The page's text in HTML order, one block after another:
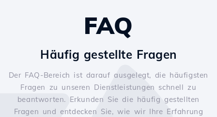
FAQ
Häufig gestellte Fragen
Der FAQ-Bereich ist darauf ausgelegt, die häufigsten
Fragen zu unseren Dienstleistungen schnell zu
beantworten. Erkunden Sie die häufig gestellten
Fragen und entdecken Sie, wie wir Ihre Erfahrung